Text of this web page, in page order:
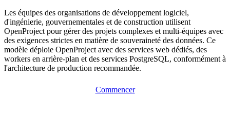
Les équipes des organisations de développement logiciel,
d'ingénierie, gouvernementales et de construction utilisent
OpenProject pour gérer des projets complexes et multi-équipes avec
des exigences strictes en matière de souveraineté des données. Ce
modèle déploie OpenProject avec des services web dédiés, des
workers en arrière-plan et des services PostgreSQL, conformément à
l'architecture de production recommandée.
Commencer